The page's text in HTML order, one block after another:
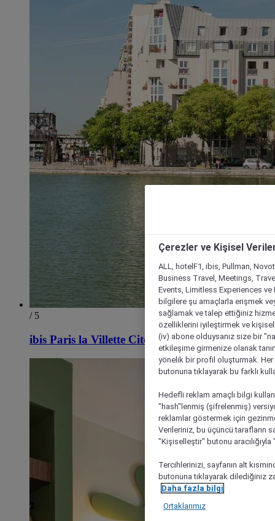
/ 5
ibis Paris la Villette Cité des Sciences 19. Bölge
Çerezler ve Kişisel
ALL, hotelF1, ibis, Pullman,
Business Travel, Meetings,
Events, Limitless Experiences
bilgilere şu amaçlarla erişmek
sağlamak ve talep ettiğiniz
özelliklerini iyileştirmek ve
(iv) abone olduysanız size bir
etkileşime girmenize olanak
yönelik bir profil oluşturmak.
butonuna tıklayarak bu farklı
Hedefli reklam amaçlı bilgi
"hash"lenmiş (şifrelenmiş)
reklamlar göstermek için
Verileriniz, bu üçüncü tarafların
"Kişiselleştir" butonu
Tercihlerinizi, sayfanın alt
butonuna tıklayarak dilediğiniz
Daha fazla bilgi
Ortaklarımız